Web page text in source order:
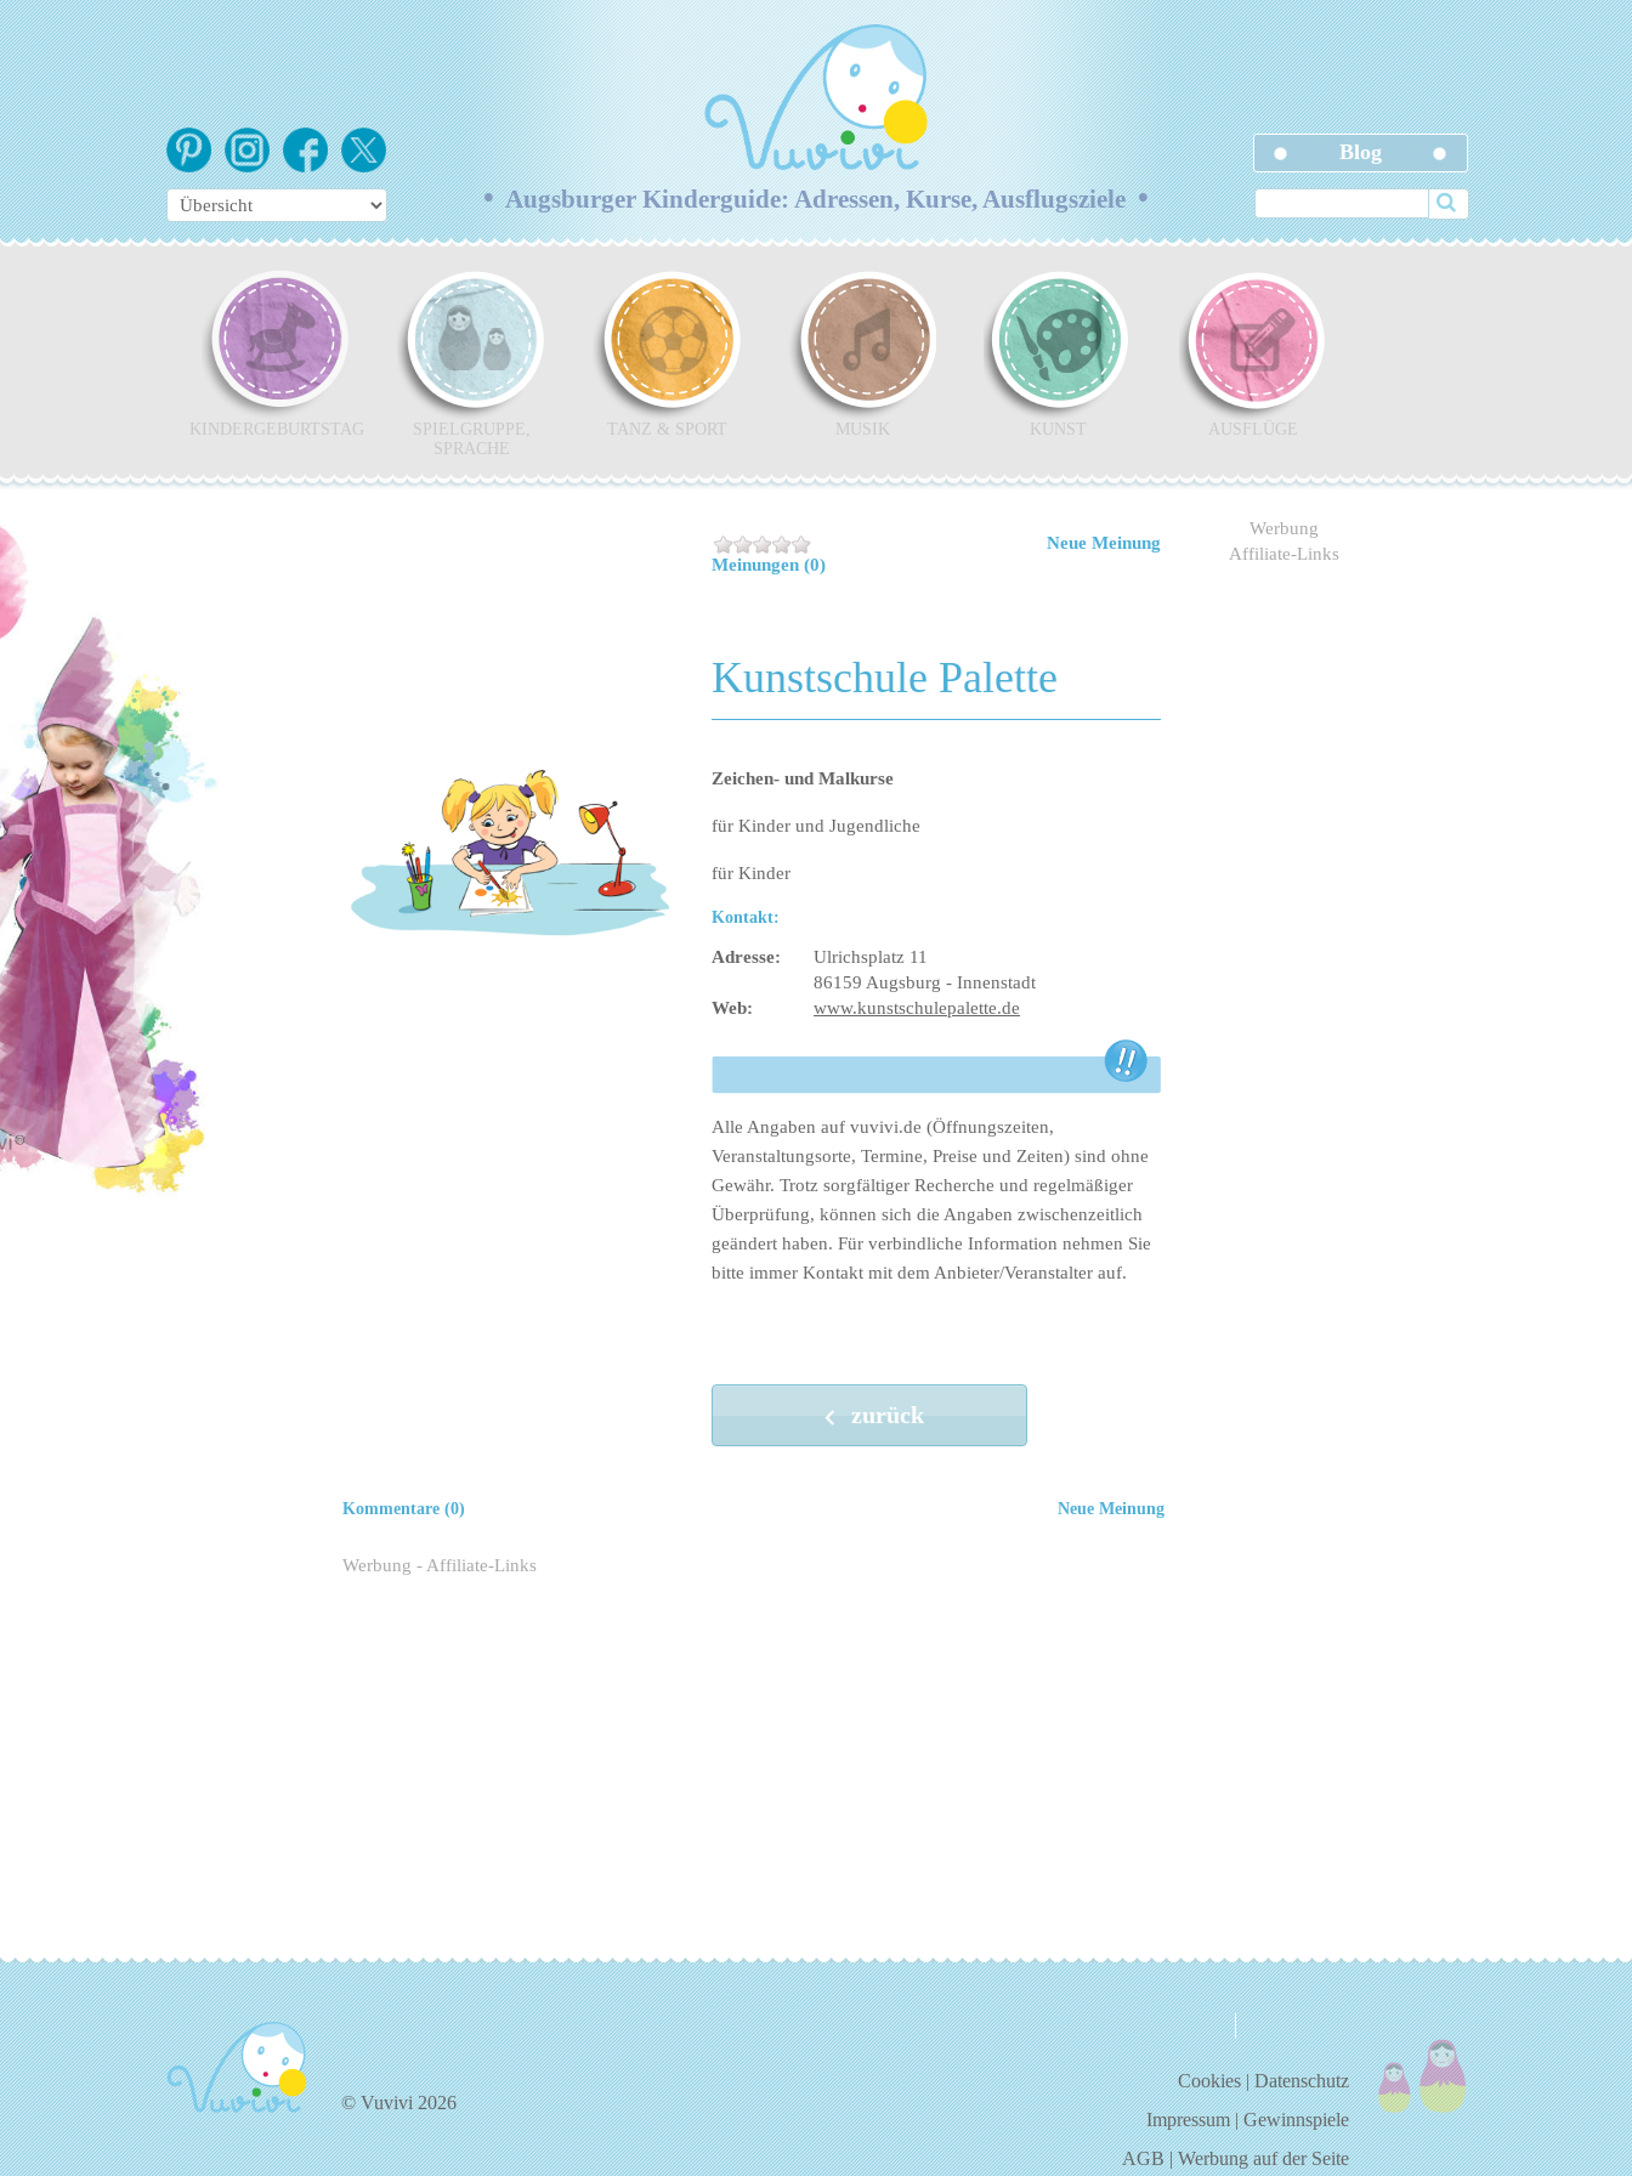
Blog
•Augsburger Kinderguide: Adressen, Kurse, Ausflugsziele•
KINDERGEBURTSTAG
SPIELGRUPPE,
SPRACHE
TANZ & SPORT MUSIK KUNST AUSFLÜGE
Meinungen (0)
Neue Meinung
Kunstschule Palette
Zeichen- und Malkurse
für Kinder und Jugendliche
für Kinder
Kontakt:
Adresse:
Ulrichsplatz 11
86159 Augsburg - Innenstadt
Web:
www.kunstschulepalette.de
Alle Angaben auf vuvivi.de (Öffnungszeiten,
Veranstaltungsorte, Termine, Preise und Zeiten) sind ohne
Gewähr. Trotz sorgfältiger Recherche und regelmäßiger
Überprüfung, können sich die Angaben zwischenzeitlich
geändert haben. Für verbindliche Information nehmen Sie
bitte immer Kontakt mit dem Anbieter/Veranstalter auf.
zurück
Neue Meinung
Kommentare (0)
Werbung - Affiliate-Links
Werbung
Affiliate-Links
© Vuvivi 2026
über uns kontakt
Cookies|Datenschutz
Impressum|Gewinnspiele
AGB|Werbung auf der Seite